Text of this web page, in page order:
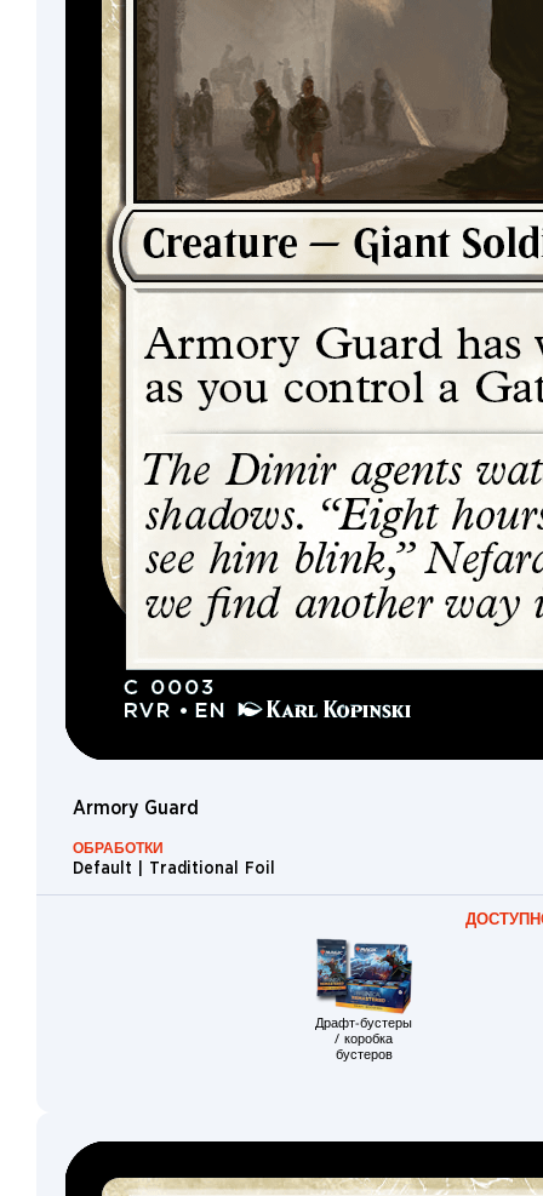
Gideon
Shapeshifter
Goblin
Plains
Warrior
Elemental
Plant
Dragon
Boar
Golem
Karn
Kaya
Leviathan
Assassin
Ogre
Horror
Cleric
Pegasus
Ral
Berserker
Armory Guard
ОБРАБОТКИ
Default | Traditional Foil
Драфт-бустеры
/ коробка
бустеров